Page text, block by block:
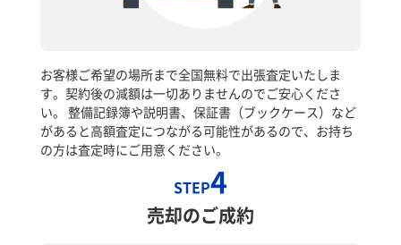
お客様ご希望の場所まで全国無料で出張査定いたしま
す。契約後の減額は一切ありませんのでご安心くださ
い。 整備記録簿や説明書、保証書（ブックケース）など
があると高額査定につながる可能性があるので、お持ち
の方は査定時にご用意ください。
STEP4
売却のご成約